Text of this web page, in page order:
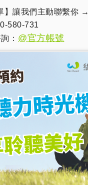
】讓我們主動聯繫你 →
580-731
： @官方帳號